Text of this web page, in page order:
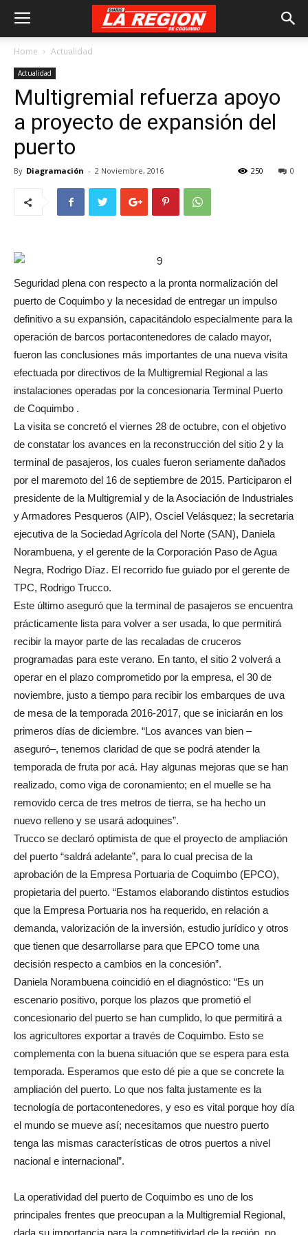
Home Actualidad
Actualidad
Multigremial refuerza apoyo
a proyecto de expansión del
puerto
By Diagramación - 2 Noviembre, 2016 0
250
Seguridad plena con respecto a la pronta normalización del
puerto de Coquimbo y la necesidad de entregar un impulso
definitivo a su expansión, capacitándolo especialmente para la
operación de barcos portacontenedores de calado mayor,
fueron las conclusiones más importantes de una nueva visita
efectuada por directivos de la Multigremial Regional a las
instalaciones operadas por la concesionaria Terminal Puerto
de Coquimbo .
La visita se concretó el viernes 28 de octubre, con el objetivo
de constatar los avances en la reconstrucción del sitio 2 y la
terminal de pasajeros, los cuales fueron seriamente dañados
por el maremoto del 16 de septiembre de 2015. Participaron el
presidente de la Multigremial y de la Asociación de Industriales
y Armadores Pesqueros (AIP), Osciel Velásquez; la secretaria
ejecutiva de la Sociedad Agrícola del Norte (SAN), Daniela
Norambuena, y el gerente de la Corporación Paso de Agua
Negra, Rodrigo Díaz. El recorrido fue guiado por el gerente de
TPC, Rodrigo Trucco.
Este último aseguró que la terminal de pasajeros se encuentra
prácticamente lista para volver a ser usada, lo que permitirá
recibir la mayor parte de las recaladas de cruceros
programadas para este verano. En tanto, el sitio 2 volverá a
operar en el plazo comprometido por la empresa, el 30 de
noviembre, justo a tiempo para recibir los embarques de uva
de mesa de la temporada 2016-2017, que se iniciarán en los
primeros días de diciembre. “Los avances van bien –
aseguró–, tenemos claridad de que se podrá atender la
temporada de fruta por acá. Hay algunas mejoras que se han
realizado, como viga de coronamiento; en el muelle se ha
removido cerca de tres metros de tierra, se ha hecho un
nuevo relleno y se usará adoquines”.
Trucco se declaró optimista de que el proyecto de ampliación
del puerto “saldrá adelante”, para lo cual precisa de la
aprobación de la Empresa Portuaria de Coquimbo (EPCO),
propietaria del puerto. “Estamos elaborando distintos estudios
que la Empresa Portuaria nos ha requerido, en relación a
demanda, valorización de la inversión, estudio jurídico y otros
que tienen que desarrollarse para que EPCO tome una
decisión respecto a cambios en la concesión”.
Daniela Norambuena coincidió en el diagnóstico: “Es un
escenario positivo, porque los plazos que prometió el
concesionario del puerto se han cumplido, lo que permitirá a
los agricultores exportar a través de Coquimbo. Esto se
complementa con la buena situación que se espera para esta
temporada. Esperamos que esto dé pie a que se concrete la
ampliación del puerto. Lo que nos falta justamente es la
tecnología de portacontenedores, y eso es vital porque hoy día
el mundo se mueve así; necesitamos que nuestro puerto
tenga las mismas características de otros puertos a nivel
nacional e internacional”.
La operatividad del puerto de Coquimbo es uno de los
principales frentes que preocupan a la Multigremial Regional,
dada su importancia para la competitividad de la región, no